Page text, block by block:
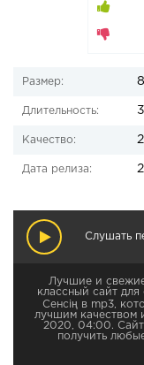
Размер:
Длительность:
Качество:
Дата релиза:
Слушать
Лучшие и
классный сайт
Сенсің в mp3,
лучшим качеством
2020, 04:00.
получить